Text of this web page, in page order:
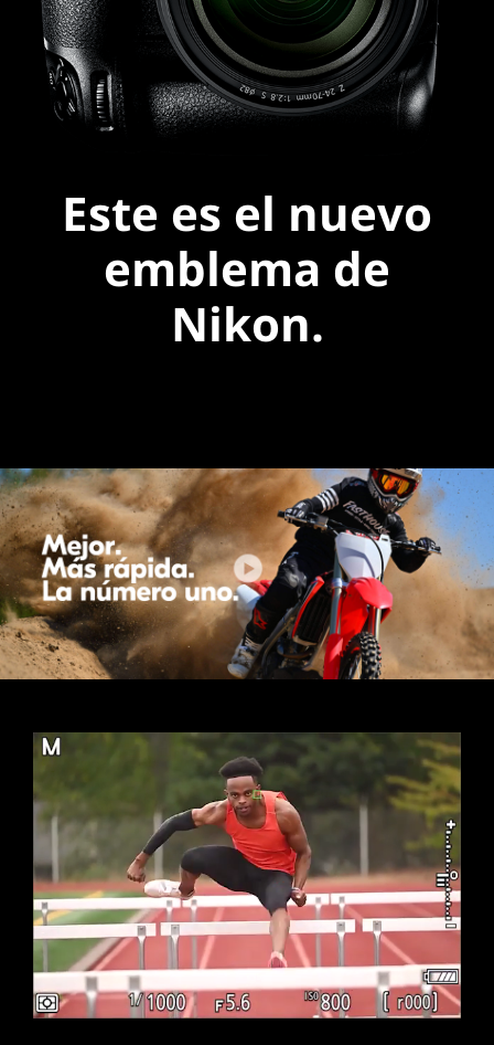
Este es el nuevo
emblema de
Nikon.